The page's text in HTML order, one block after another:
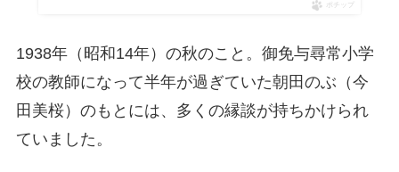
ポチップ
1938年（昭和14年）の秋のこと。御免与尋常小学
校の教師になって半年が過ぎていた朝田のぶ（今
田美桜）のもとには、多くの縁談が持ちかけられ
ていました。